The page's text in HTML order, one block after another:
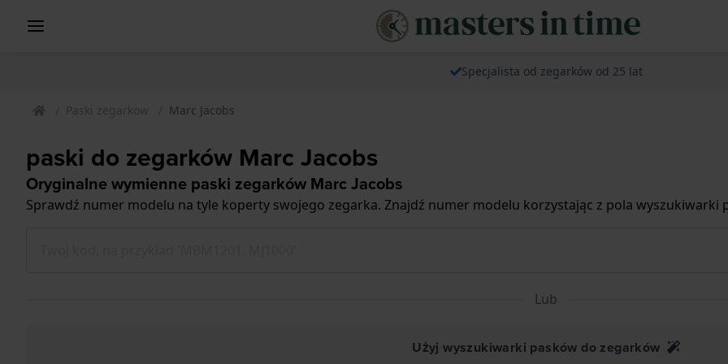
Specjalista od zegarków od 25 lat
Paski zegarkow Marc Jacobs
paski do zegarków Marc Jacobs
Oryginalne wymienne paski zegarków Marc Jacobs
Sprawdź numer modelu na tyle koperty swojego zegarka. Znajdź numer modelu korzystając z pola wyszukiwarki
Lub
Użyj wyszukiwarki pasków do zegarków